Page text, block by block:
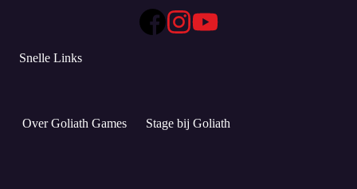
Snelle Links
Over Goliath Games Stage bij Goliath